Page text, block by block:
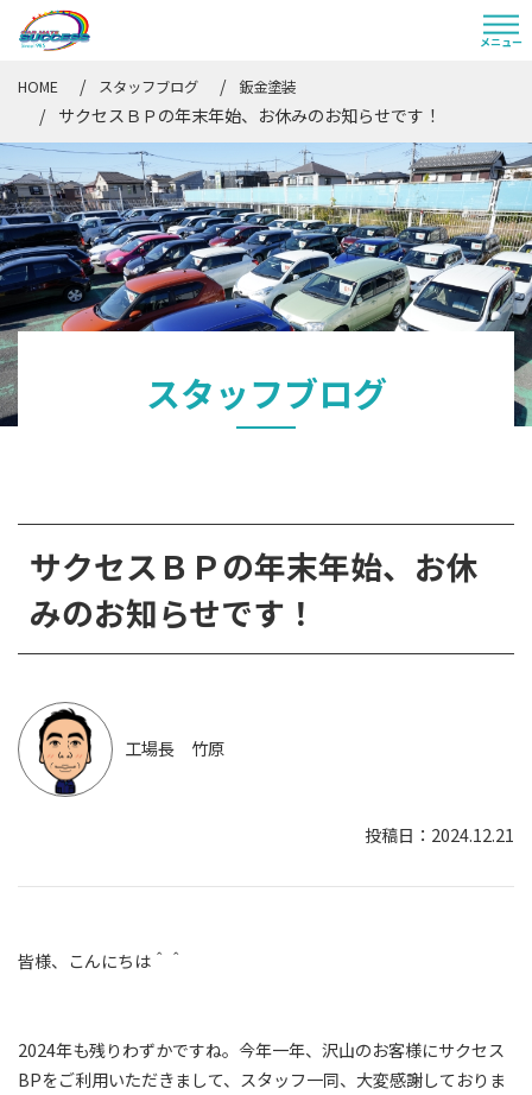
HOME スタッフブログ 鈑金塗装
サクセスＢＰの年末年始、お休みのお知らせです！
スタッフブログ
サクセスＢＰの年末年始、お休
みのお知らせです！
工場長 竹原
2024.12.21
皆様、こんにちは＾＾
2024年も残りわずかですね。今年一年、沢山のお客様にサクセス
BPをご利用いただきまして、スタッフ一同、大変感謝しておりま